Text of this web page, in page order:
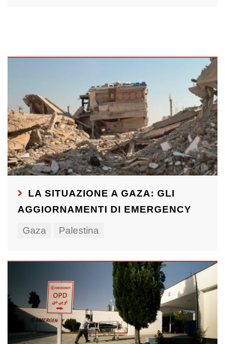
LA SITUAZIONE A GAZA: GLI
AGGIORNAMENTI DI EMERGENCY
Gaza
Palestina